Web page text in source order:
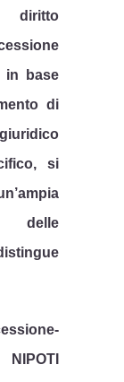
Il diritto
in base
di
si
delle